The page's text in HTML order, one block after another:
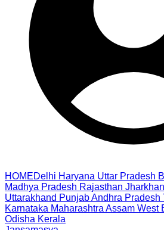
HOMEDelhi Haryana Uttar Pradesh
Madhya Pradesh Rajasthan
Uttarakhand PunjabAndhra Pradesh
Karnataka Maharashtra Assam West
Odisha Kerala